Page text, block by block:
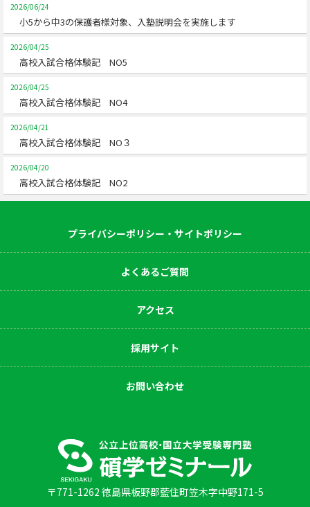
2026/06/24
小5から中3の保護者様対象、入塾説明会を実施します
2026/04/25
高校入試合格体験記 NO5
2026/04/25
高校入試合格体験記 NO4
2026/04/21
高校入試合格体験記 NO３
2026/04/20
高校入試合格体験記 NO2
プライバシーポリシー・サイトポリシー
よくあるご質問
アクセス
採用サイト
お問い合わせ
〒771-1262 徳島県板野郡藍住町笠木字中野171-5